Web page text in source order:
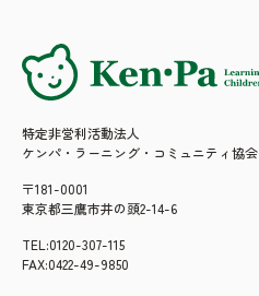
特定非営利活動法人
ケンパ・ラーニング・コミュニティ協会
〒181-0001
東京都三鷹市井の頭2-14-6
TEL:0120-307-115
FAX:0422-49-9850